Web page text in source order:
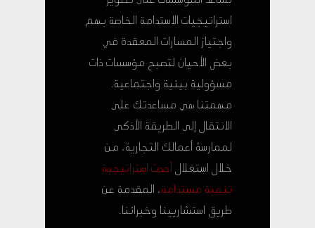
استراتيجيات الاستدامة الخاصة بهم
واجتياز المسارات المعقدة في
بعض الأحيان لتصبح مؤسسات ذات
مسؤولية بيئية واجتماعية.
مهمتنا هي مساعدتك على
الانتقال إلى الطريقة الأذكى
لممارسة أعمالك التجارية، من
خلال استغلالأحدث استراتيجية
تنمية مستدامة، المقدمة عن
طريق استشاريينا وخبرائنا.